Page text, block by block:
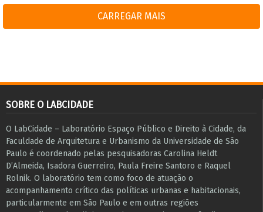
CARREGAR MAIS
SOBRE O LABCIDADE
O LabCidade – Laboratório Espaço Público e Direito à Cidade, da
Faculdade de Arquitetura e Urbanismo da Universidade de São
Paulo é coordenado pelas pesquisadoras Carolina Heldt
D’Almeida, Isadora Guerreiro, Paula Freire Santoro e Raquel
Rolnik. O laboratório tem como foco de atuação o
acompanhamento crítico das políticas urbanas e habitacionais,
particularmente em São Paulo e ​em outras regiões